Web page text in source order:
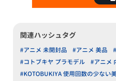
関連ハッシュタグ
#アニメ 未開封品 #アニメ 美品
#コトブキヤ プラモデル
#アニメ
#KOTOBUKIYA 使用回数の少ない